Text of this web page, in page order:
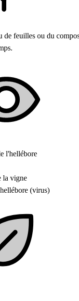
de feuilles ou du
l'hellébore
la vigne
(virus)